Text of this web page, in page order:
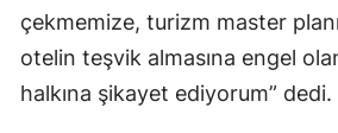
çekmemize, turizm master
otelin teşvik almasına engel
halkına şikayet ediyorum” dedi.